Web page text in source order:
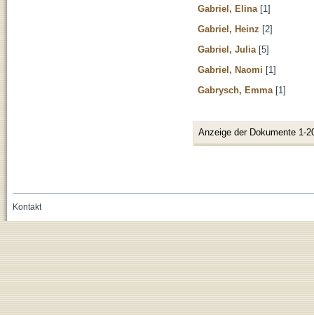
Gabriel, Elina [1]
Gabriel, Heinz [2]
Gabriel, Julia [5]
Gabriel, Naomi [1]
Gabrysch, Emma [1]
Anzeige der Dokumente 1-
Kontakt